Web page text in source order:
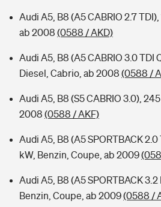
Audi A5, B8 (A5 CABRIO 2.7
ab 2008 (0588 / AKD)
Audi A5, B8 (A5 CABRIO 3.0 TDI
Diesel, Cabrio, ab 2008 (0588 /
Audi A5, B8 (S5 CABRIO 3.0),
2008 (0588 / AKF)
Audi A5, B8 (A5 SPORTBACK 2.0
kW, Benzin, Coupe, ab 2009
Audi A5, B8 (A5 SPORTBACK 3.2
Benzin, Coupe, ab 2009(0588 /